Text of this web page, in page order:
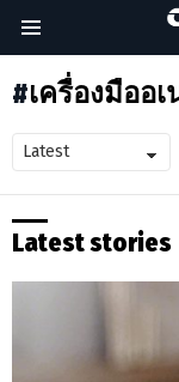
เครื่องมืออ
Latest stories